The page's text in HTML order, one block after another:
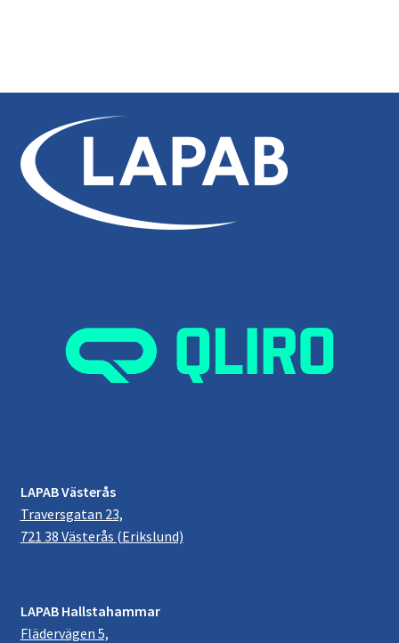
LAPAB Västerås
Traversgatan 23,
721 38 Västerås (Erikslund)
LAPAB Hallstahammar
Flädervägen 5,